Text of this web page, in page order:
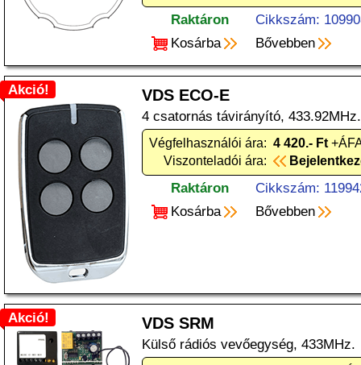
Raktáron
Cikkszám:
Kosárba
Bővebben
Akció! VDS ECO-E
4 csatornás távirányító, 433.92MHz.
Végfelhasználói ára: 4 420.- Ft
Viszonteladói ára:
Raktáron
Cikkszám:
Kosárba
Bővebben
Akció! VDS SRM
Külső rádiós vevőegység, 433MHz.